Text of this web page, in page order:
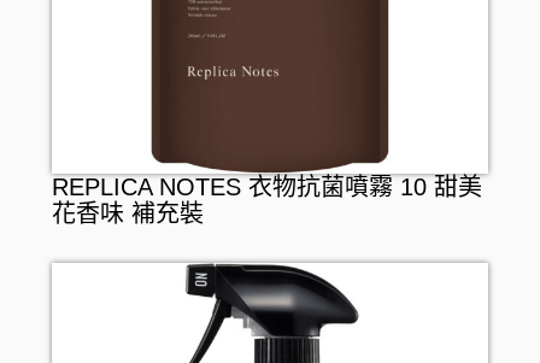
REPLICA NOTES 衣物抗菌噴霧 10 甜美
花香味 補充裝